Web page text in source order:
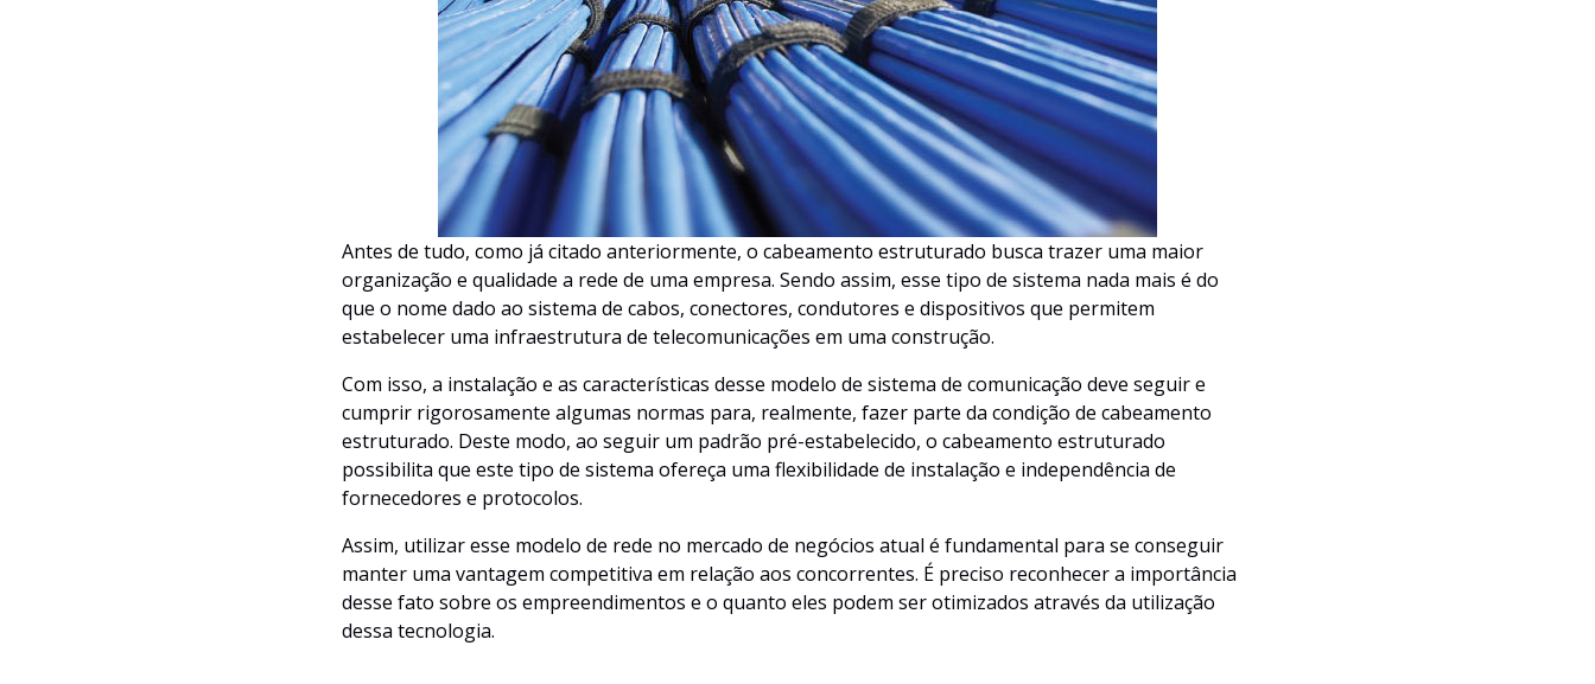
Antes de tudo, como já citado anteriormente, o cabeamento estruturado busca trazer uma maior
organização e qualidade a rede de uma empresa. Sendo assim, esse tipo de sistema nada mais é do
que o nome dado ao sistema de cabos, conectores, condutores e dispositivos que permitem
estabelecer uma infraestrutura de telecomunicações em uma construção.
Com isso, a instalação e as características desse modelo de sistema de comunicação deve seguir e
cumprir rigorosamente algumas normas para, realmente, fazer parte da condição de cabeamento
estruturado. Deste modo, ao seguir um padrão pré-estabelecido, o cabeamento estruturado
possibilita que este tipo de sistema ofereça uma flexibilidade de instalação e independência de
fornecedores e protocolos.
Assim, utilizar esse modelo de rede no mercado de negócios atual é fundamental para se conseguir
manter uma vantagem competitiva em relação aos concorrentes. É preciso reconhecer a importância
desse fato sobre os empreendimentos e o quanto eles podem ser otimizados através da utilização
dessa tecnologia.